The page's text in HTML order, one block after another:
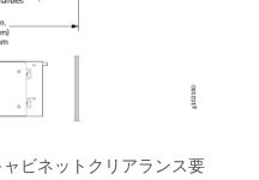
ビネットクリアランス要